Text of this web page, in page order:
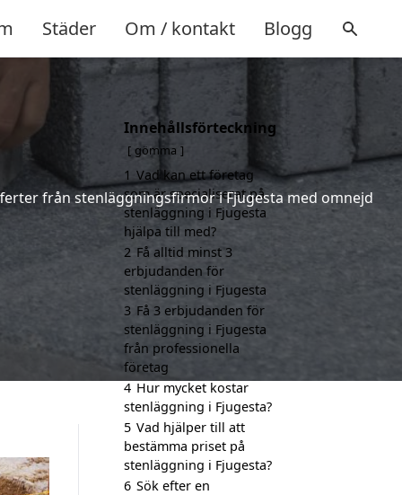
Städer Om / kontakt Blogg
från stenläggningsfirmor i Fjugesta med omnejd
Innehållsförteckning
gömma
1 Vad kan ett företag
som är specialiserat på
stenläggning i Fjugesta
hjälpa till med?
2 Få alltid minst 3
erbjudanden för
stenläggning i Fjugesta
3 Få 3 erbjudanden för
stenläggning i Fjugesta
från professionella
företag
4 Hur mycket kostar
stenläggning i Fjugesta?
5 Vad hjälper till att
bestämma priset på
stenläggning i Fjugesta?
6 Sök efter en